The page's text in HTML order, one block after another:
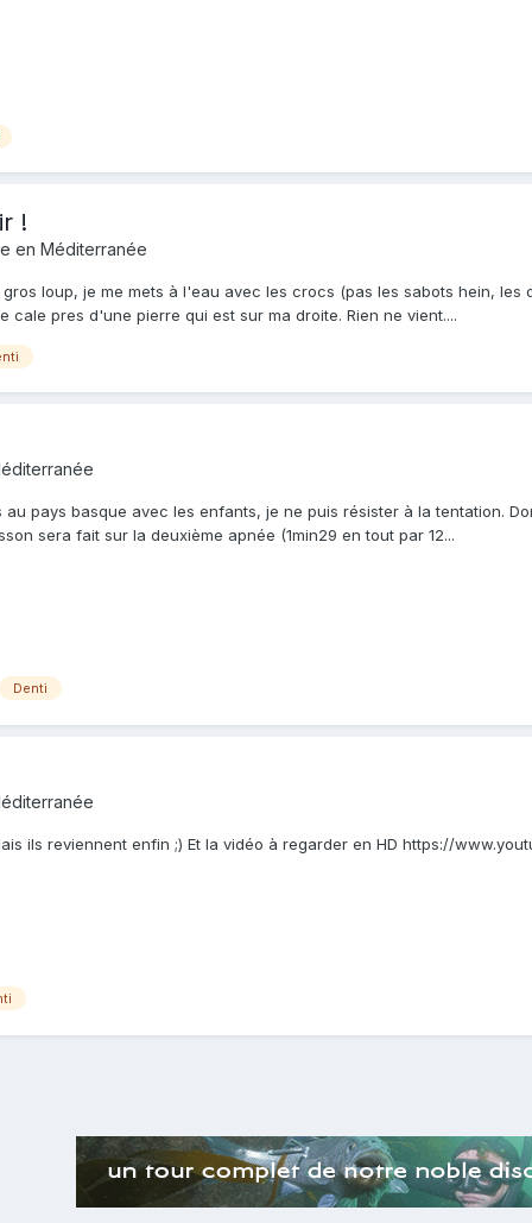
!
en Méditerranée
loup, je me mets à l'eau avec les crocs (pas les sabots hein,
cale pres d'une pierre qui est sur ma droite. Rien ne vient....
pays basque avec les enfants, je ne puis résister à la tentation.
sera fait sur la deuxième apnée (1min29 en tout par 12...
Denti
ils reviennent enfin ;) Et la vidéo à regarder en HD https://